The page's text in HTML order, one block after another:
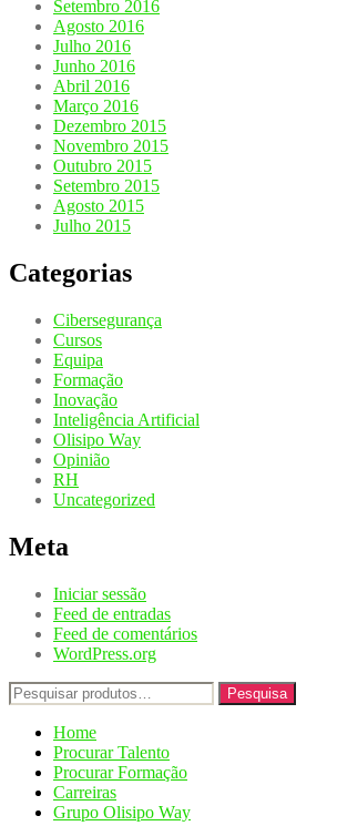
Setembro 2016
Agosto 2016
Julho 2016
Junho 2016
Abril 2016
Março 2016
Dezembro 2015
Novembro 2015
Outubro 2015
Setembro 2015
Agosto 2015
Julho 2015
Categorias
Cibersegurança
Cursos
Equipa
Formação
Inovação
Inteligência Artificial
Olisipo Way
Opinião
RH
Uncategorized
Meta
Iniciar sessão
Feed de entradas
Feed de comentários
WordPress.org
Pesquisar
por:
Pesquisa
Home
Procurar Talento
Procurar Formação
Carreiras
Grupo Olisipo Way